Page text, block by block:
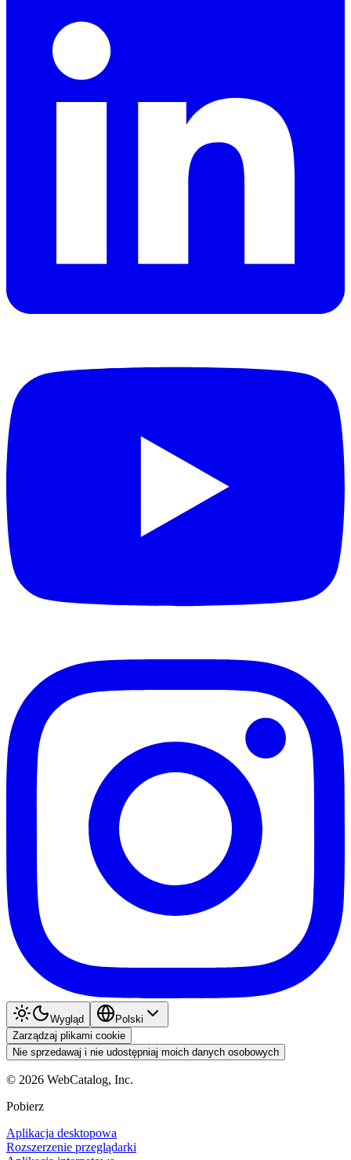
Wygląd
Polski
Zarządzaj plikami cookie
Nie sprzedawaj i nie udostępniaj moich danych osobowych
© 2026 WebCatalog, Inc.
Pobierz
Aplikacja desktopowa
Rozszerzenie przeglądarki